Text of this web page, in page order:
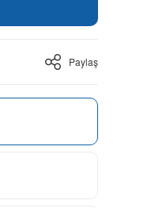
Paylaş